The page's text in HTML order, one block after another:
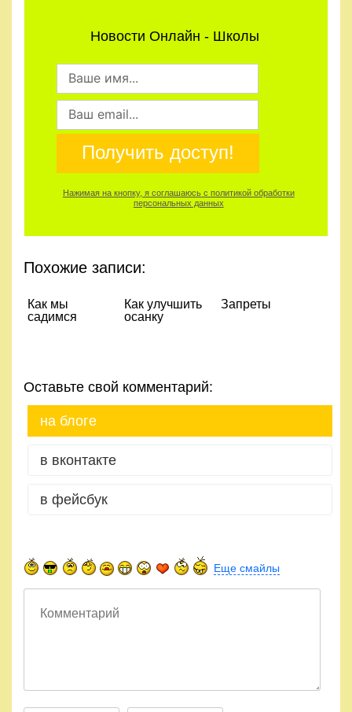
Новости Онлайн - Школы
Получить доступ!
Нажимая на кнопку, я соглашаюсь с политикой обработки
персональных данных
Похожие записи:
Как мы
садимся
Как улучшить
осанку
Запреты
Оставьте свой комментарий:
на блоге
в вконтакте
в фейсбук
Еще смайлы